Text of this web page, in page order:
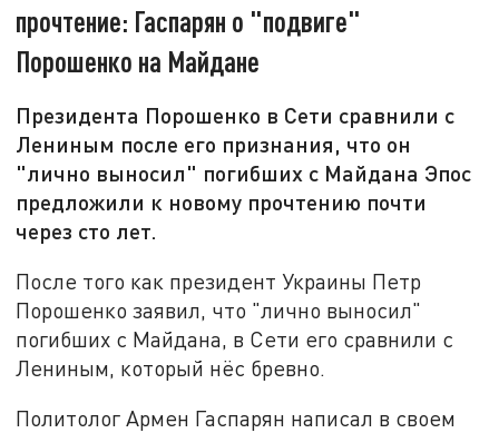
прочтение: Гаспарян о "подвиге"
Порошенко на Майдане
Президента Порошенко в Сети сравнили с
Лениным после его признания, что он
"лично выносил" погибших с Майдана Эпос
предложили к новому прочтению почти
через сто лет.
После того как президент Украины Петр
Порошенко заявил, что "лично выносил"
погибших с Майдана, в Сети его сравнили с
Лениным, который нёс бревно.
Политолог Армен Гаспарян написал в своем